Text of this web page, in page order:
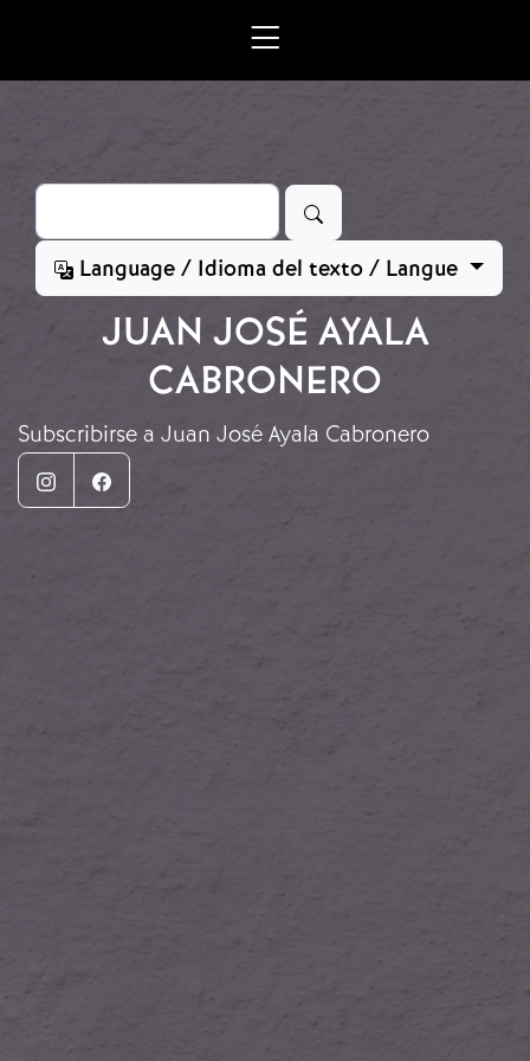
Buscar
Language / Idioma del texto / Langue
JUAN JOSÉ AYALA
CABRONERO
Subscribirse a Juan José Ayala Cabronero
InstagramFacebook